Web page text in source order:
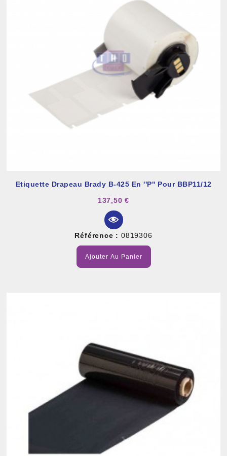
Etiquette Drapeau Brady B-425 En ''P'' Pour BBP11/12
137,50 €
Référence : 0819306
Ajouter Au Panier